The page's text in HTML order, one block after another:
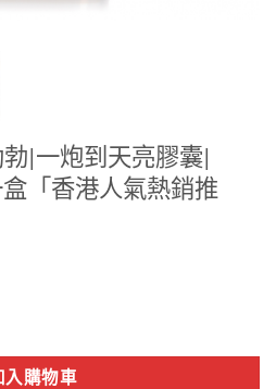
|一炮到天亮膠囊|
「香港人氣熱銷推
入購物車